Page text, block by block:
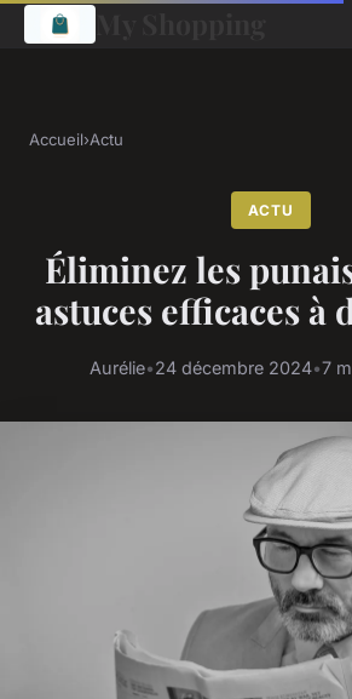
Accueil›Actu
ACTU
Éliminez les
astuces efficaces à
Aurélie•24 décembre 2024•7